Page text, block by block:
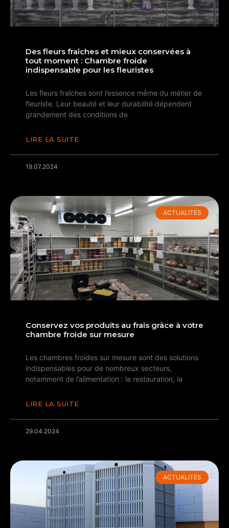
Des fleurs fraîches et mieux conservées à
tout moment : Chambre froide
indispensable pour les fleuristes
Les fleurs fraîches sont l’essence même du métier de
fleuriste. Leur beauté et leur durabilité dépendent
grandement des conditions de
LIRE LA SUITE
19.07.2024
ACTUALITÉS
Conservez vos produits au frais grâce à votre
chambre froide sur mesure
Les chambres froides sur mesure sont des solutions
indispensables pour de nombreux secteurs,
notamment de l’alimentation : la restauration, la
LIRE LA SUITE
29.04.2024
ACTUALITÉS